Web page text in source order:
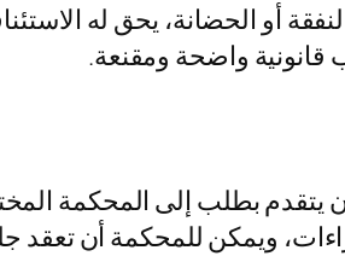
أو الحضانة، يحق له
قانونية واضحة ومقنعة.
أن يتقدم بطلب إلى المحكمة
ويمكن للمحكمة أن تعقد